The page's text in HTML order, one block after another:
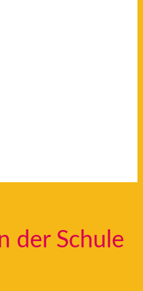
der Schule